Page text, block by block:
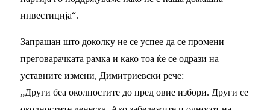
инвестиција“.
Запрашан што доколку не се успее да се промени
преговарачката рамка и како тоа ќе се одрази на
уставните измени, Димитриевски рече:
„Други беа околностите до пред овие избори. Други се